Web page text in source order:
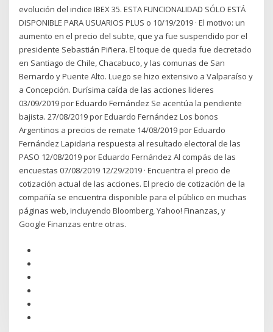
evolución del indice IBEX 35. ESTA FUNCIONALIDAD SÓLO ESTÁ
DISPONIBLE PARA USUARIOS PLUS o 10/19/2019 · El motivo: un
aumento en el precio del subte, que ya fue suspendido por el
presidente Sebastián Piñera. El toque de queda fue decretado
en Santiago de Chile, Chacabuco, y las comunas de San
Bernardo y Puente Alto. Luego se hizo extensivo a Valparaíso y
a Concepción. Durísima caída de las acciones lideres
03/09/2019 por Eduardo Fernández Se acentúa la pendiente
bajista. 27/08/2019 por Eduardo Fernández Los bonos
Argentinos a precios de remate 14/08/2019 por Eduardo
Fernández Lapidaria respuesta al resultado electoral de las
PASO 12/08/2019 por Eduardo Fernández Al compás de las
encuestas 07/08/2019 12/29/2019 · Encuentra el precio de
cotización actual de las acciones. El precio de cotización de la
compañía se encuentra disponible para el público en muchas
páginas web, incluyendo Bloomberg, Yahoo! Finanzas, y
Google Finanzas entre otras.